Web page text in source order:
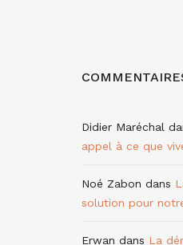
Didier Maréchal
appel à ce que
Noé Zabon dans
solution pour
Erwan dans La